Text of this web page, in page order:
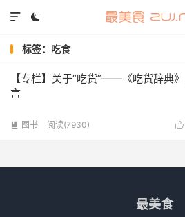


标签：吃食
【专栏】关于“吃货”——《吃货辞典
言

 图书 阅读(7930)
最美食